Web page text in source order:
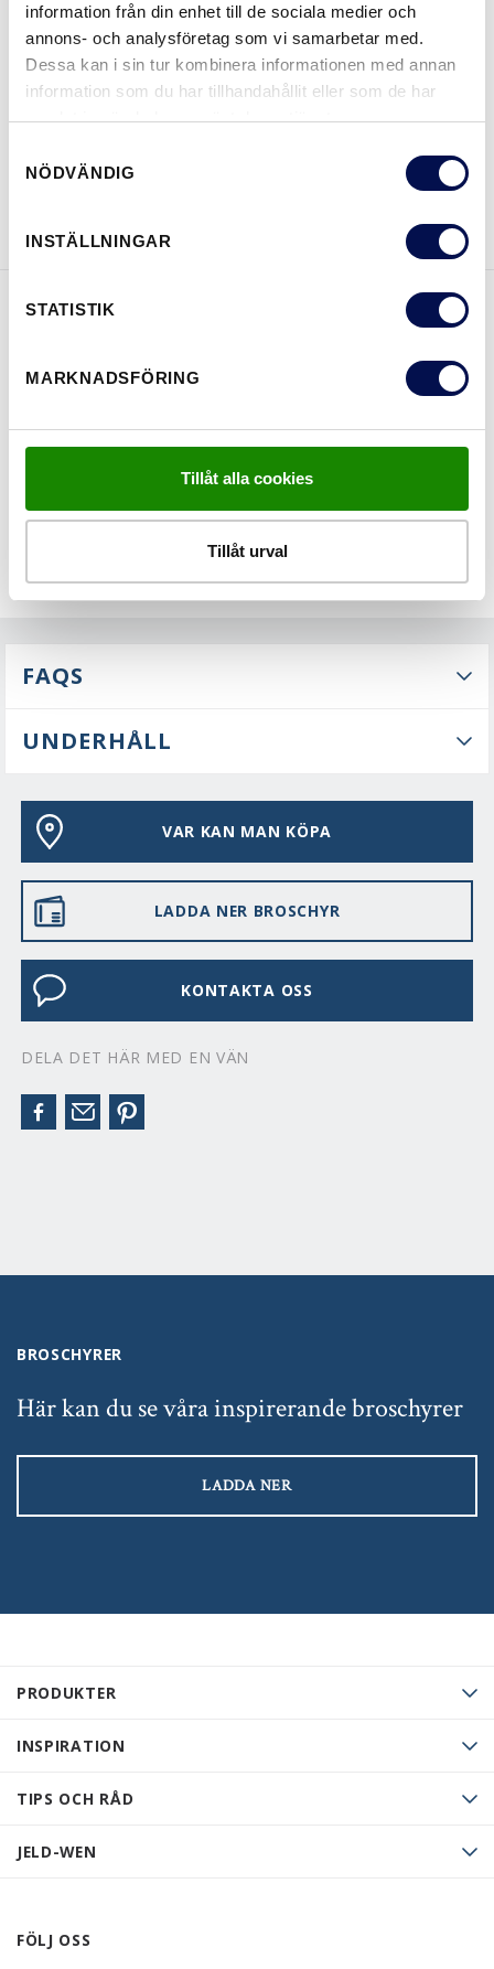
information från din enhet till de sociala medier och
annons- och analysföretag som vi samarbetar med.
Dessa kan i sin tur kombinera informationen med annan
information som du har tillhandahållit eller som de har
samlat in när du har använt deras tjänster.
NÖDVÄNDIG
INSTÄLLNINGAR
STATISTIK
MARKNADSFÖRING
Tillåt alla cookies
Tillåt urval
VAR KAN MAN KÖPA
KONTAKTA OSS
FAQS
UNDERHÅLL
VAR KAN MAN KÖPA
LADDA NER BROSCHYR
KONTAKTA OSS
DELA DET HÄR MED EN VÄN
PRODUKTER
INSPIRATION
TIPS OCH RÅD
JELD-WEN
FÖLJ OSS
BROSCHYRER
Här kan du se våra inspirerande broschyrer
LADDA NER